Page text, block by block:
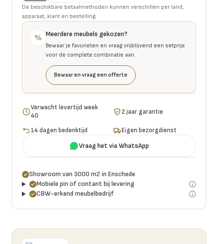
De beschikbare betaalmethoden kunnen verschillen per land,
apparaat, klant en bestelling.
% Meerdere meubels gekozen?
Bewaar je favorieten en vraag vrijblijvend een setprijs
voor de complete combinatie aan.
Bewaar en vraag een offerte
Verwacht levertijd week
40
2 jaar garantie
14 dagen bedenktijd Eigen bezorgdienst
Vraag het via WhatsApp
Showroom van 3000 m2 in Enschede
Mobiele pin of contant bij levering
CBW-erkend meubelbedrijf